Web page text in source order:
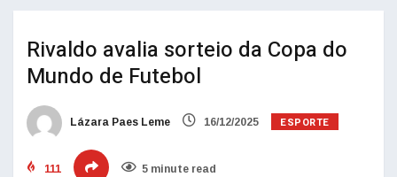
Rivaldo avalia sorteio da Copa do
Mundo de Futebol
Lázara Paes Leme 16/12/2025 ESPORTE
111 5 minute read